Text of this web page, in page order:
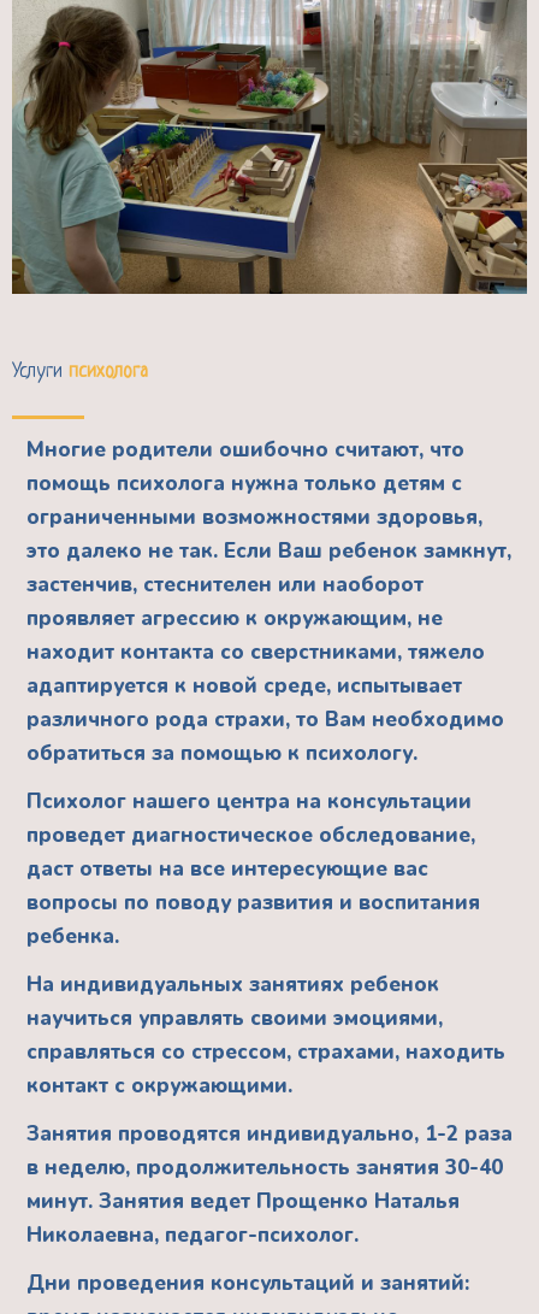
Услуги психолога
Многие родители ошибочно считают, что
помощь психолога нужна только детям с
ограниченными возможностями здоровья,
это далеко не так. Если Ваш ребенок замкнут,
застенчив, стеснителен или наоборот
проявляет агрессию к окружающим, не
находит контакта со сверстниками, тяжело
адаптируется к новой среде, испытывает
различного рода страхи, то Вам необходимо
обратиться за помощью к психологу.
Психолог нашего центра на консультации
проведет диагностическое обследование,
даст ответы на все интересующие вас
вопросы по поводу развития и воспитания
ребенка.
На индивидуальных занятиях ребенок
научиться управлять своими эмоциями,
справляться со стрессом, страхами, находить
контакт с окружающими.
Занятия проводятся индивидуально, 1-2 раза
в неделю, продолжительность занятия 30-40
минут. Занятия ведет Прощенко Наталья
Николаевна, педагог-психолог.
Дни проведения консультаций и занятий: